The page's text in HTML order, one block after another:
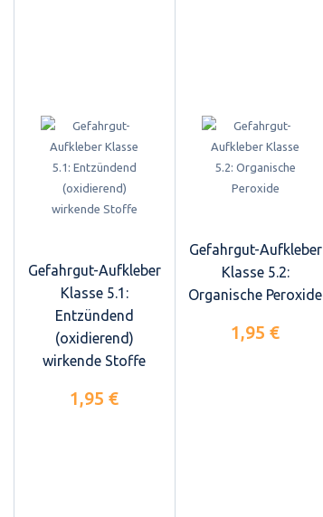
Gefahrgut-Aufkleber
Klasse 5.1:
Entzündend
(oxidierend)
wirkende Stoffe
1,95 €
Gefahrgut-Aufkleber
Klasse 5.2:
Organische Peroxide
1,95 €